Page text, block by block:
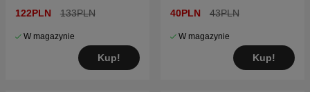
122PLN
133PLN
W magazynie
Kup!
40PLN
43PLN
W magazynie
Kup!